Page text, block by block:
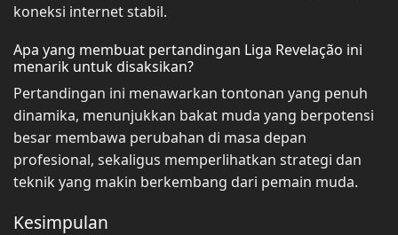
koneksi internet stabil.
Apa yang membuat pertandingan Liga Revelação ini
menarik untuk disaksikan?
Pertandingan ini menawarkan tontonan yang penuh
dinamika, menunjukkan bakat muda yang berpotensi
besar membawa perubahan di masa depan
profesional, sekaligus memperlihatkan strategi dan
teknik yang makin berkembang dari pemain muda.
Kesimpulan